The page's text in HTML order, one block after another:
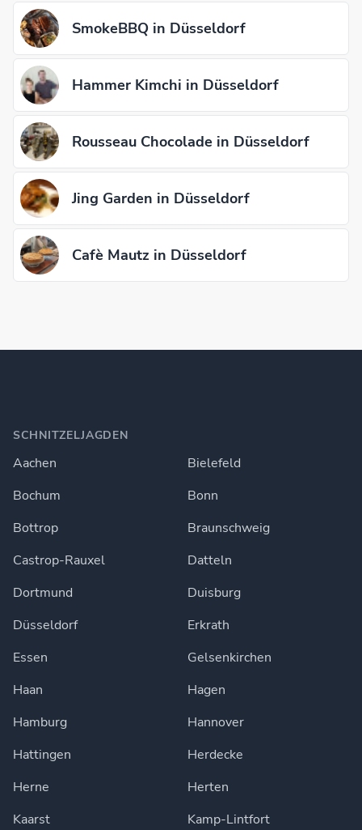
SmokeBBQ in Düsseldorf
Hammer Kimchi in Düsseldorf
Rousseau Chocolade in Düsseldorf
Jing Garden in Düsseldorf
Cafè Mautz in Düsseldorf
SCHNITZELJAGDEN
Aachen
Bielefeld
Bochum
Bonn
Bottrop
Braunschweig
Castrop-Rauxel
Datteln
Dortmund
Duisburg
Düsseldorf
Erkrath
Essen
Gelsenkirchen
Haan
Hagen
Hamburg
Hannover
Hattingen
Herdecke
Herne
Herten
Kaarst
Kamp-Lintfort